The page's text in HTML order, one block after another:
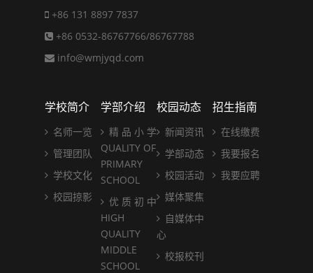
+86 131 8897 7837
+86 0532-86767766/86767788
info@wmjyqd.com
学校简介
名师一览
管理团队
学校文化
校园掠影
学部介绍
精 品 小 学
QUALITY OF
PRIMARY
SCHOOL
优 质 初 中
HIGH
QUALITY
MIDDLE
SCHOOL
校园动态
新闻资讯
学部动态
校园活动
媒体聚焦
自媒体中
心
校报校刊
招生指南
在线缴费
我要报名
我要应聘